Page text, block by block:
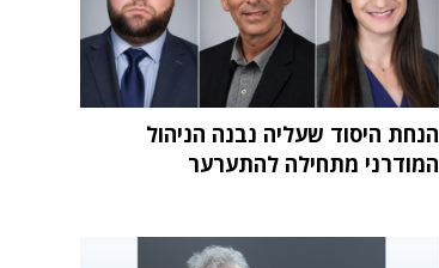
הנחת היסוד שעליה נבנה הניהול
המודרני מתחילה להתערער